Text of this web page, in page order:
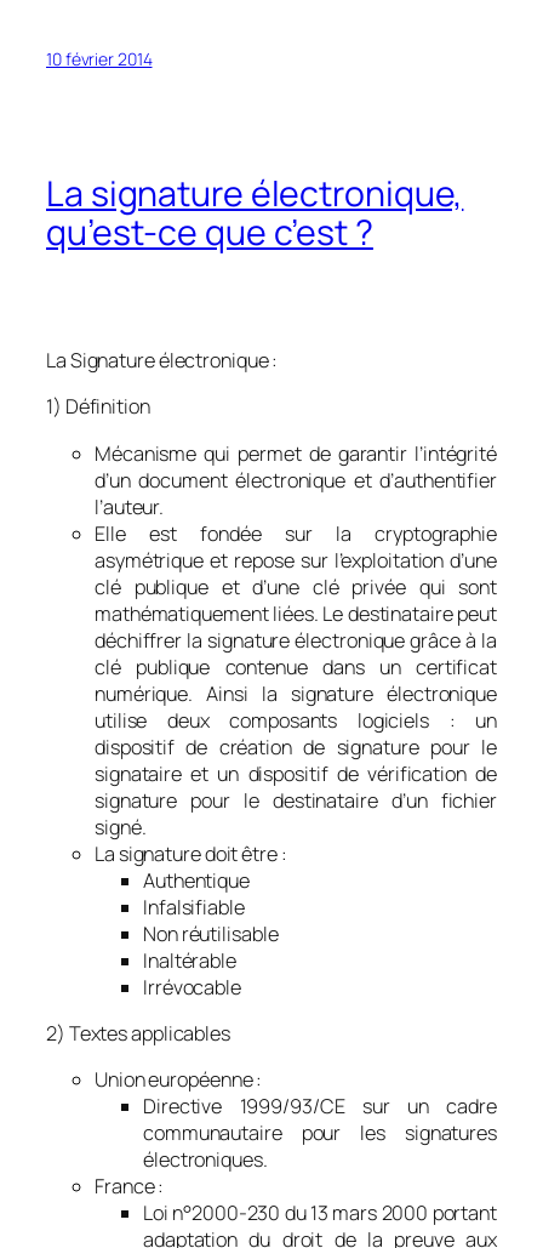
10 février 2014
La signature électronique,
qu’est-ce que c’est ?
La Signature électronique :
1) Définition
Mécanisme qui permet de garantir l’intégrité
d’un document électronique et d’authentifier
l’auteur.
Elle est fondée sur la cryptographie
asymétrique et repose sur l’exploitation d’une
clé publique et d’une clé privée qui sont
mathématiquement liées. Le destinataire peut
déchiffrer la signature électronique grâce à la
clé publique contenue dans un certificat
numérique. Ainsi la signature électronique
utilise deux composants logiciels : un
dispositif de création de signature pour le
signataire et un dispositif de vérification de
signature pour le destinataire d’un fichier
signé.
La signature doit être :
Authentique
Infalsifiable
Non réutilisable
Inaltérable
Irrévocable
2) Textes applicables
Union européenne :
Directive 1999/93/CE sur un cadre
communautaire pour les signatures
électroniques.
France :
Loi n°2000-230 du 13 mars 2000 portant
adaptation du droit de la preuve aux